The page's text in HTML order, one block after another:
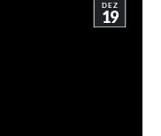
DEZ
19